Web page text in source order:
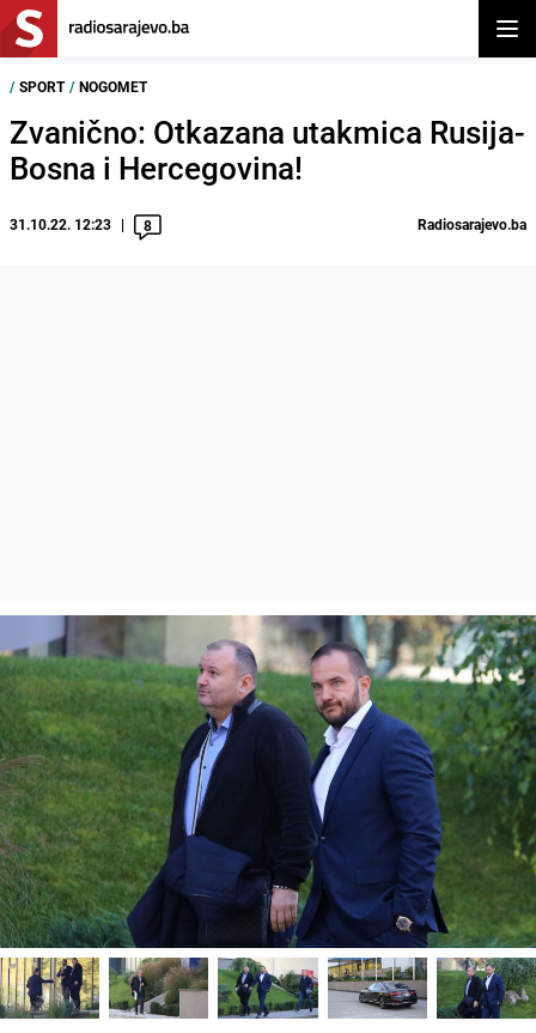
/ SPORT / NOGOMET
Zvanično: Otkazana utakmica Rusija-
Bosna i Hercegovina!
31.10.22. 12:23 8 Radiosarajevo.ba